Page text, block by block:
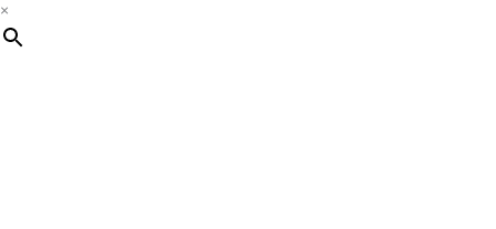
×